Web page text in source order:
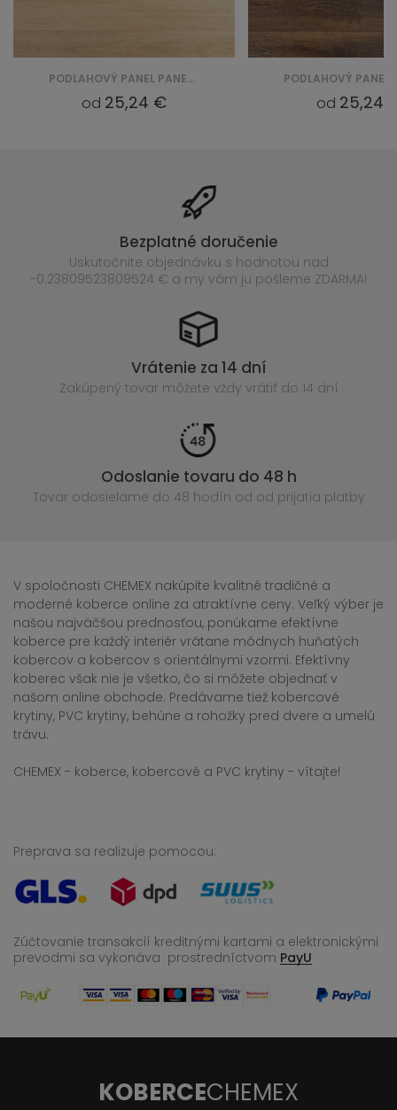
PODLAHOVÝ PANEL PANEL SPC ALPINE OAK A102
od 25,24 € od 25,24
Bezplatné doručenie
Uskutočnite objednávku s hodnotou nad
-0.23809523809524 € a my vám ju pošleme ZDARMA!
Vrátenie za 14 dní
Zakúpený tovar môžete vždy vrátiť do 14 dní
Odoslanie tovaru do 48 h
Tovar odosielame do 48 hodín od od prijatia platby
V spoločnosti CHEMEX nakúpite kvalitné tradičné a
moderné koberce online za atraktívne ceny. Veľký výber je
našou najväčšou prednosťou, ponúkame efektívne
koberce pre každý interiér vrátane módnych huňatých
kobercov a kobercov s orientálnymi vzormi. Efektívny
koberec však nie je všetko, čo si môžete objednať v
našom online obchode. Predávame tiež kobercové
krytiny, PVC krytiny, behúne a rohožky pred dvere a umelú
trávu.
CHEMEX - koberce, kobercové a PVC krytiny - vítajte!
Preprava sa realizuje pomocou:
Zúčtovanie transakcií kreditnými kartami a elektronickými
prevodmi sa vykonáva prostredníctvom PayU
KOBERCECHEMEX